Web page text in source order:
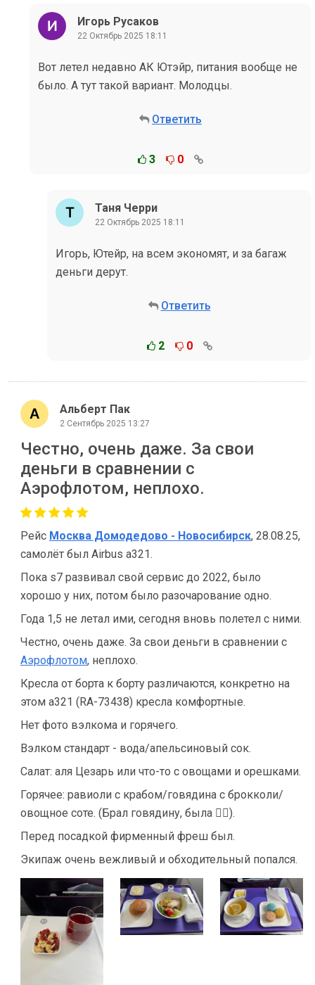
Игорь Русаков
22 Октябрь 2025 18:11
Вот летел недавно АК Ютэйр, питания вообще не
было. А тут такой вариант. Молодцы.
Ответить
3 0
Таня Черри
22 Октябрь 2025 18:11
Игорь, Ютейр, на всем экономят, и за багаж
деньги дерут.
Ответить
2 0
Альберт Пак
2 Сентябрь 2025 13:27
Честно, очень даже. За свои
деньги в сравнении с
Аэрофлотом, неплохо.
Рейс Москва Домодедово - Новосибирск, 28.08.25,
самолёт был Airbus a321.
Пока s7 развивал свой сервис до 2022, было
хорошо у них, потом было разочарование одно.
Года 1,5 не летал ими, сегодня вновь полетел с ними.
Честно, очень даже. За свои деньги в сравнении с
Аэрофлотом, неплохо.
Кресла от борта к борту различаются, конкретно на
этом а321 (RA-73438) кресла комфортные.
Нет фото вэлкома и горячего.
Вэлком стандарт - вода/апельсиновый сок.
Салат: аля Цезарь или что-то с овощами и орешками.
Горячее: равиоли с крабом/говядина с брокколи/
овощное соте. (Брал говядину, была 👍🏻).
Перед посадкой фирменный фреш был.
Экипаж очень вежливый и обходительный попался.